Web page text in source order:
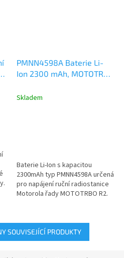
PMNN4598A Baterie Li-
Ion 2300 mAh, MOTOTRBO
Skladem
Baterie Li-Ion s kapacitou
2300mAh typ PMNN4598A určená
pro napájení ruční radiostanice
Motorola řady MOTOTRBO R2.
SOUVISEJÍCÍ PRODUKTY